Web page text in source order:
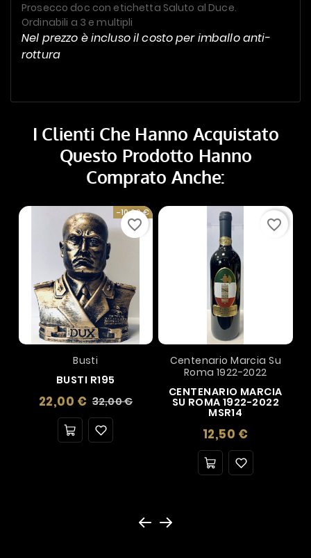
Prosecco doc con etichetta Saluto al Duce.
Ordinabili a 3 e multipli
Nel prezzo è incluso il costo per imballo anti-
rottura
I Clienti Che Hanno Acquistato
Questo Prodotto Hanno
Comprato Anche:
-10,00 €
Busti
BUSTI R195
22,00 € 32,00 €Prezzo
Prezzo
favorite_border
Centenario Marcia Su
Roma 1922-2022
CENTENARIO MARCIA
SU ROMA 1922-2022
MSR14
12,50 €Prezzo
favorite_border